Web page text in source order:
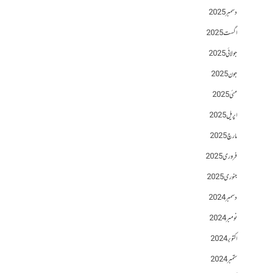
دسمبر 2025
اگست 2025
جولائی 2025
جون 2025
مئی 2025
اپریل 2025
مارچ 2025
فروری 2025
جنوری 2025
دسمبر 2024
نومبر 2024
اکتوبر 2024
ستمبر 2024